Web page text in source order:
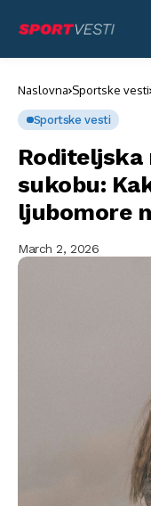
Naslovna Sportske vesti
Sportske vesti
Roditeljska
sukobu:
ljubomore
March 2, 2026